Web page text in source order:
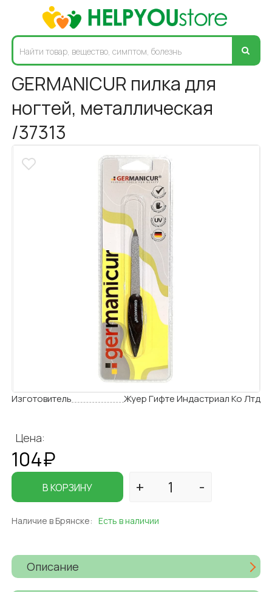
GERMANICUR пилка для
ногтей, металлическая
/37313
Изготовитель Жуер Гифте Индастриал Ко Лтд
Цена:
104₽
В КОРЗИНУ
Наличие в Брянске: Есть в наличии
Описание